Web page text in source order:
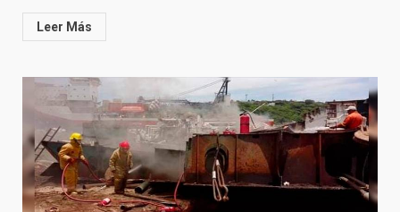
Leer Más